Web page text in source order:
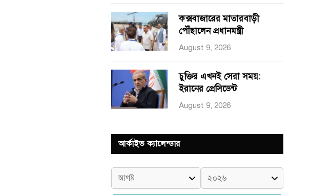
কক্সবাজারের মাতারবাড়ী
পৌঁছালেন প্রধানমন্ত্রী
August 9, 2026
চুক্তির এখনই সেরা সময়:
ইরানের প্রেসিডেন্ট
August 9, 2026
আর্কাইভ ক্যালেন্ডার